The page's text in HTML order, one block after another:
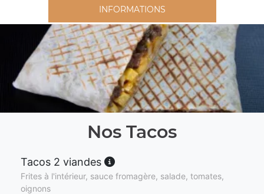
INFORMATIONS
Nos Tacos
Tacos 2 viandes
Frites à l'intérieur, sauce fromagère, salade, tomates,
oignons